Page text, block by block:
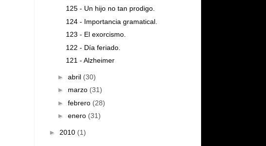
125 - Un hijo no tan prodigo.
124 - Importancia gramatical.
123 - El exorcismo.
122 - Día feriado.
121 - Alzheimer
► abril (30)
► marzo (31)
► febrero (28)
► enero (31)
► 2010 (1)